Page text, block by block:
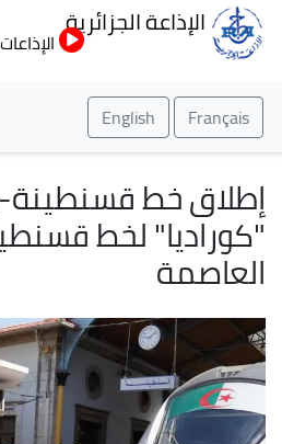
إلى
الإذاعة الجزائرية
الإذاعات
Français
English
إطلاق خط
"كوراديا" لخط
العاصمة